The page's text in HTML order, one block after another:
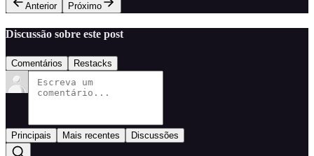
Anterior
Próximo
Discussão sobre este post
Comentários Restacks
Principais Mais recentes Discussões